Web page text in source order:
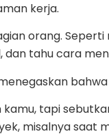
kerja.
orang.
dan tahu cara
tapi
misalnya saat